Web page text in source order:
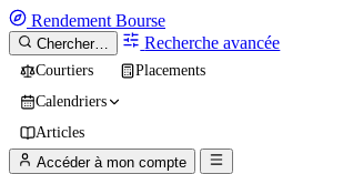
Rendement Bourse
Chercher… Recherche avancée
Courtiers
Placements
Calendriers
Articles
Accéder à mon compte